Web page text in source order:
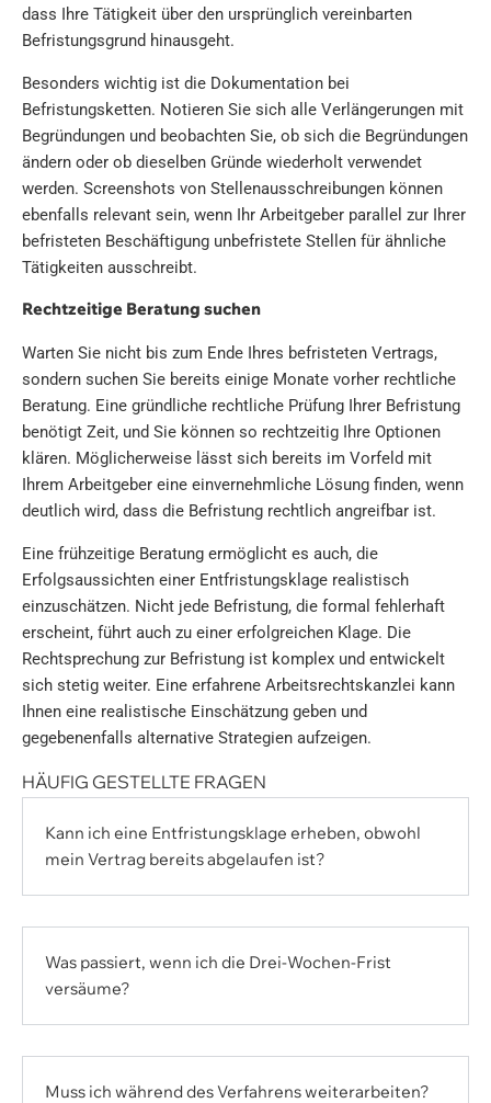
dass Ihre Tätigkeit über den ursprünglich vereinbarten
Befristungsgrund hinausgeht.
Besonders wichtig ist die Dokumentation bei
Befristungsketten. Notieren Sie sich alle Verlängerungen mit
Begründungen und beobachten Sie, ob sich die Begründungen
ändern oder ob dieselben Gründe wiederholt verwendet
werden. Screenshots von Stellenausschreibungen können
ebenfalls relevant sein, wenn Ihr Arbeitgeber parallel zur Ihrer
befristeten Beschäftigung unbefristete Stellen für ähnliche
Tätigkeiten ausschreibt.
Rechtzeitige Beratung suchen
Warten Sie nicht bis zum Ende Ihres befristeten Vertrags,
sondern suchen Sie bereits einige Monate vorher rechtliche
Beratung. Eine gründliche rechtliche Prüfung Ihrer Befristung
benötigt Zeit, und Sie können so rechtzeitig Ihre Optionen
klären. Möglicherweise lässt sich bereits im Vorfeld mit
Ihrem Arbeitgeber eine einvernehmliche Lösung finden, wenn
deutlich wird, dass die Befristung rechtlich angreifbar ist.
Eine frühzeitige Beratung ermöglicht es auch, die
Erfolgsaussichten einer Entfristungsklage realistisch
einzuschätzen. Nicht jede Befristung, die formal fehlerhaft
erscheint, führt auch zu einer erfolgreichen Klage. Die
Rechtsprechung zur Befristung ist komplex und entwickelt
sich stetig weiter. Eine erfahrene Arbeitsrechtskanzlei kann
Ihnen eine realistische Einschätzung geben und
gegebenenfalls alternative Strategien aufzeigen.
HÄUFIG GESTELLTE FRAGEN
Kann ich eine Entfristungsklage erheben, obwohl
mein Vertrag bereits abgelaufen ist?
Was passiert, wenn ich die Drei-Wochen-Frist
versäume?
Muss ich während des Verfahrens weiterarbeiten?